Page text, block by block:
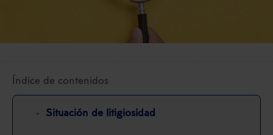
Índice de contenidos
Situación de litigiosidad